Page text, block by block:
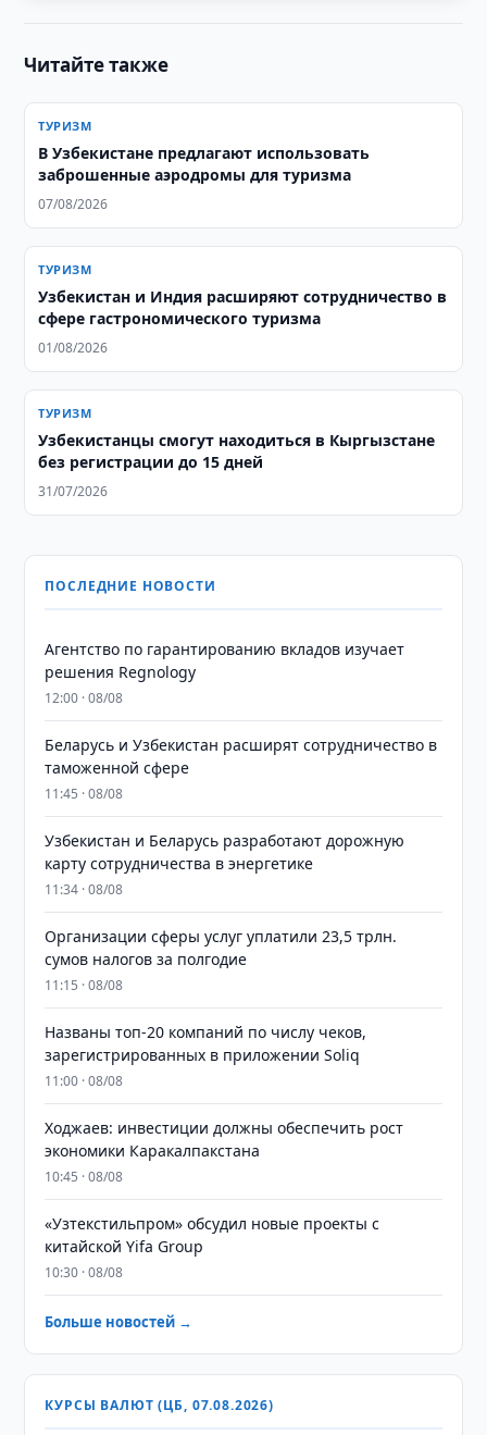
Читайте также
ТУРИЗМ
В Узбекистане предлагают использовать
заброшенные аэродромы для туризма
07/08/2026
ТУРИЗМ
Узбекистан и Индия расширяют сотрудничество в
сфере гастрономического туризма
01/08/2026
ТУРИЗМ
Узбекистанцы смогут находиться в Кыргызстане
без регистрации до 15 дней
31/07/2026
ПОСЛЕДНИЕ НОВОСТИ
Агентство по гарантированию вкладов изучает
решения Regnology
12:00 · 08/08
Беларусь и Узбекистан расширят сотрудничество в
таможенной сфере
11:45 · 08/08
Узбекистан и Беларусь разработают дорожную
карту сотрудничества в энергетике
11:34 · 08/08
Организации сферы услуг уплатили 23,5 трлн.
сумов налогов за полгодие
11:15 · 08/08
Названы топ-20 компаний по числу чеков,
зарегистрированных в приложении Soliq
11:00 · 08/08
Ходжаев: инвестиции должны обеспечить рост
экономики Каракалпакстана
10:45 · 08/08
«Узтекстильпром» обсудил новые проекты с
китайской Yifa Group
10:30 · 08/08
Больше новостей →
КУРСЫ ВАЛЮТ (ЦБ, 07.08.2026)